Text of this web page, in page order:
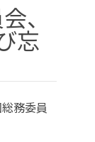
、
忘
務委員